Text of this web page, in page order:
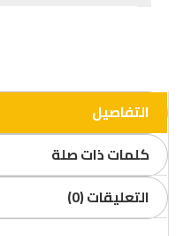
التفاصيل
كلمات ذات صلة
التعليقات (0)